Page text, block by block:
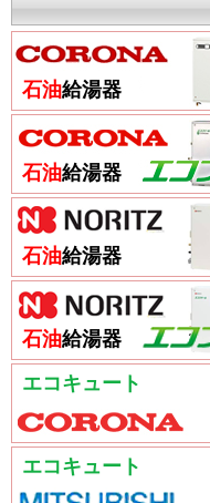
石油給湯器
石油給湯器
石油給湯器
石油給湯器
エコキュート
エコキュート